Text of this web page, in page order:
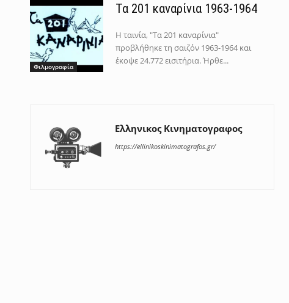
Φιλμογραφία
Τα 201 καναρίνια 1963-1964
Η ταινία, "Τα 201 καναρίνια"
προβλήθηκε τη σαιζόν 1963-1964 και
έκοψε 24.772 εισιτήρια. Ήρθε...
Ελληνικος Κινηματογραφος
https://ellinikoskinimatografos.gr/